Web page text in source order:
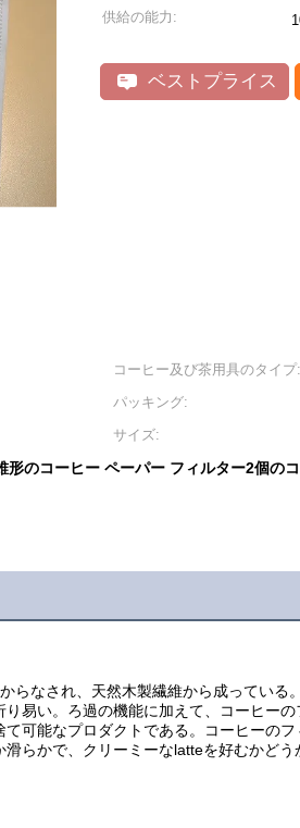
供給の能力:
ベストプライス
コーヒー及び茶用具のタイプ:
パッキング:
サイズ:
形のコーヒー ペーパー フィルター2個の
なされ、天然木製繊維から成ってい
易い。ろ過の機能に加えて、コーヒー
可能なプロダクトである。コーヒーの
らかで、クリーミーなlatteを好むかど